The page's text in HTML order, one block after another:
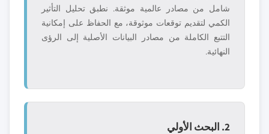
شامل من مصادر عالمية موثقة. نطبق تحليل التأثير
الكمي لتقديم توقعات موثوقة، مع الحفاظ على إمكانية
التتبع الكاملة من مصادر البيانات الأصلية إلى الرؤى
النهائية.
2. البحث الأولي